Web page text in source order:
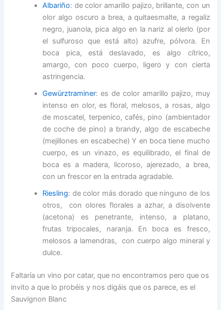
Albariño: de color amarillo pajizo, brillante, con un
olor algo oscuro a brea, a quitaesmalte, a regaliz
negro, juanola, pica algo en la nariz al olerlo (por
el sulfuroso que está alto) azufre, pólvora. En
boca pica, está deslavado, es algo cítrico,
amargo, con poco cuerpo, ligero y con cierta
astringencia.
Gewürztraminer: es de color amarillo pajizo, muy
intenso en olor, es floral, melosos, a rosas, algo
de moscatel, terpenico, cafés, pino (ambientador
de coche de pino) a brandy, algo de escabeche
(mejillones en escabeche) Y en boca tiene mucho
cuerpo, es un vinazo, es equilibrado, el final de
boca es a madera, licoroso, ajerezado, a brea,
con un frescor en la entrada agradable.
Riesling: de color más dorado que ninguno de los
otros, con olores florales a azhar, a disolvente
(acetona) es penetrante, intenso, a platano,
frutas tripocales, naranja. En boca es fresco,
melosos a lamendras, con cuerpo algo mineral y
dulce.
Faltaría un vino por catar, que no encontramos pero que os
invito a que lo probéis y nos digáis que os parece, es el
Sauvignon Blanc